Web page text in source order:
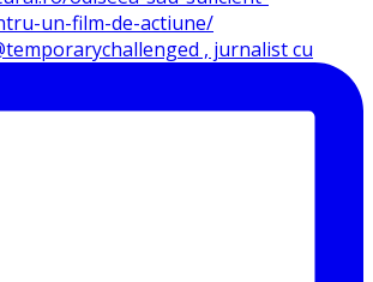
, jurnalist cu